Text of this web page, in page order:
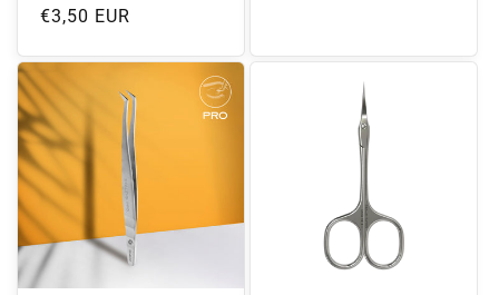
Normaler
€3,50 EUR